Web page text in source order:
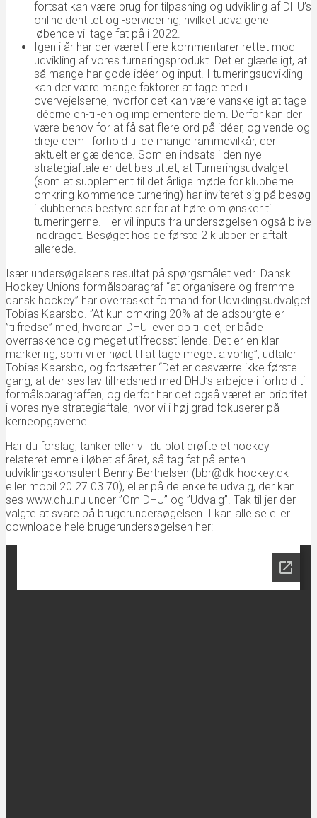
fortsat kan være brug for tilpasning og udvikling af DHU’s
onlineidentitet og -servicering, hvilket udvalgene
løbende vil tage fat på i 2022.
Igen i år har der været flere kommentarer rettet mod
udvikling af vores turneringsprodukt. Det er glædeligt, at
så mange har gode idéer og input. I turneringsudvikling
kan der være mange faktorer at tage med i
overvejelserne, hvorfor det kan være vanskeligt at tage
idéerne en-til-en og implementere dem. Derfor kan der
være behov for at få sat flere ord på idéer, og vende og
dreje dem i forhold til de mange rammevilkår, der
aktuelt er gældende. Som en indsats i den nye
strategiaftale er det besluttet, at Turneringsudvalget
(som et supplement til det årlige møde for klubberne
omkring kommende turnering) har inviteret sig på besøg
i klubbernes bestyrelser for at høre om ønsker til
turneringerne. Her vil inputs fra undersøgelsen også blive
inddraget. Besøget hos de første 2 klubber er aftalt
allerede.
Især undersøgelsens resultat på spørgsmålet vedr. Dansk
Hockey Unions formålsparagraf “at organisere og fremme
dansk hockey” har overrasket formand for Udviklingsudvalget
Tobias Kaarsbo. ”At kun omkring 20% af de adspurgte er
”tilfredse” med, hvordan DHU lever op til det, er både
overraskende og meget utilfredsstillende. Det er en klar
markering, som vi er nødt til at tage meget alvorlig”, udtaler
Tobias Kaarsbo, og fortsætter “Det er desværre ikke første
gang, at der ses lav tilfredshed med DHU’s arbejde i forhold til
formålsparagraffen, og derfor har det også været en prioritet
i vores nye strategiaftale, hvor vi i høj grad fokuserer på
kerneopgaverne.
Har du forslag, tanker eller vil du blot drøfte et hockey
relateret emne i løbet af året, så tag fat på enten
udviklingskonsulent Benny Berthelsen (bbr@dk-hockey.dk
eller mobil 20 27 03 70), eller på de enkelte udvalg, der kan
ses www.dhu.nu under ”Om DHU” og ”Udvalg”. Tak til jer der
valgte at svare på brugerundersøgelsen. I kan alle se eller
downloade hele brugerundersøgelsen her: